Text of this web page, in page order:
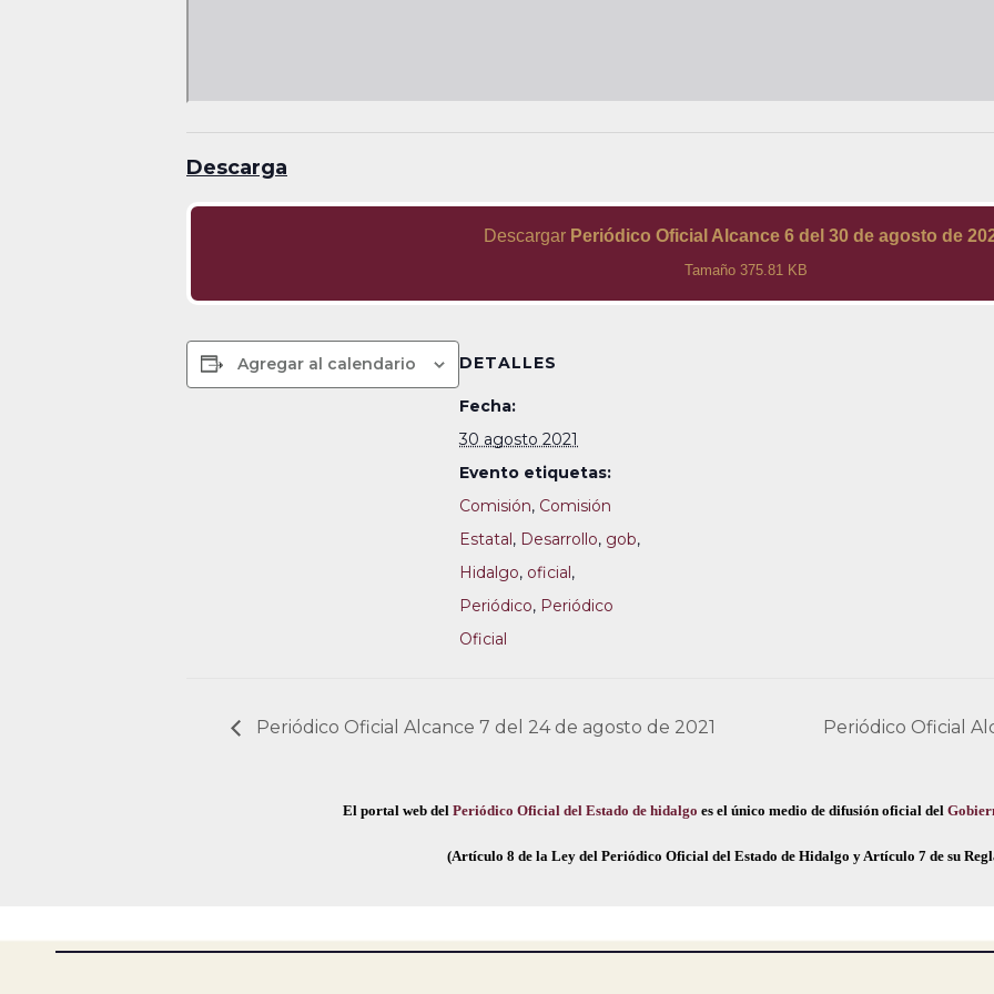
Descarga
Descargar Periódico Oficial Alcance 6 del 30 de agosto de
Tamaño 375.81 KB
Agregar al calendario DETALLES
Fecha:
30 agosto 2021
Evento etiquetas:
Comisión, Comisión
Estatal, Desarrollo, gob,
Hidalgo, oficial,
Periódico, Periódico
Oficial
Periódico Oficial Alcance 7 del 24 de agosto de 2021 Periódico Oficial
El portal web del Periódico Oficial del Estado de hidalgo es el único medio de difusión oficial del
(Artículo 8 de la Ley del Periódico Oficial del Estado de Hidalgo y Artículo 7 de su